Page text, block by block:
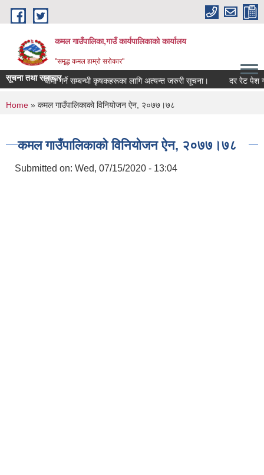
Skip to main content
कमल गाउँपालिका,गाउँ कार्यपालिकाको कार्यालय
"समृद्ध कमल हाम्रो सरोकार"
सूचना तथा समाचार
बाली बीमा गर्ने सम्बन्धी कृषकहरूका लागि अत्यन्त जरुरी सूचना। दर रेट पेश
You are here
Home » कमल गाउँपालिकाको विनियोजन ऐन, २०७७।७८
कमल गाउँपालिकाको विनियोजन ऐन, २०७७।७८
Submitted on: Wed, 07/15/2020 - 13:04